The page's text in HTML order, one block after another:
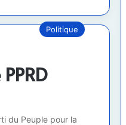
Politique
du Peuple pour la